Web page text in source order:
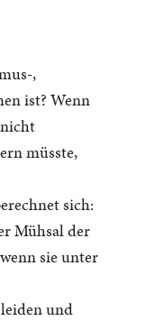
,
ist? Wenn
müsste,
sich:
Mühsal der
sie unter
und